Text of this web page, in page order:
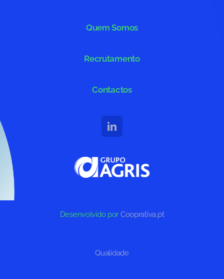
Quem Somos
Recrutamento
Contactos
Desenvolvido por Cooprativa.pt
Qualidade